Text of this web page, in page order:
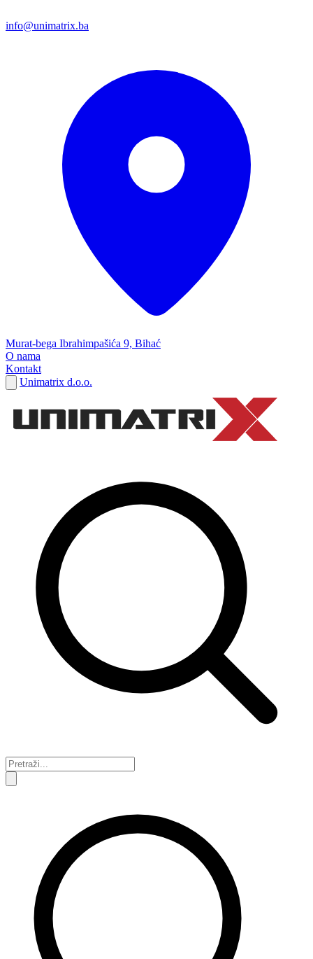
info@unimatrix.ba
Murat-bega Ibrahimpašića 9, Bihać
O nama
Kontakt
Unimatrix d.o.o.